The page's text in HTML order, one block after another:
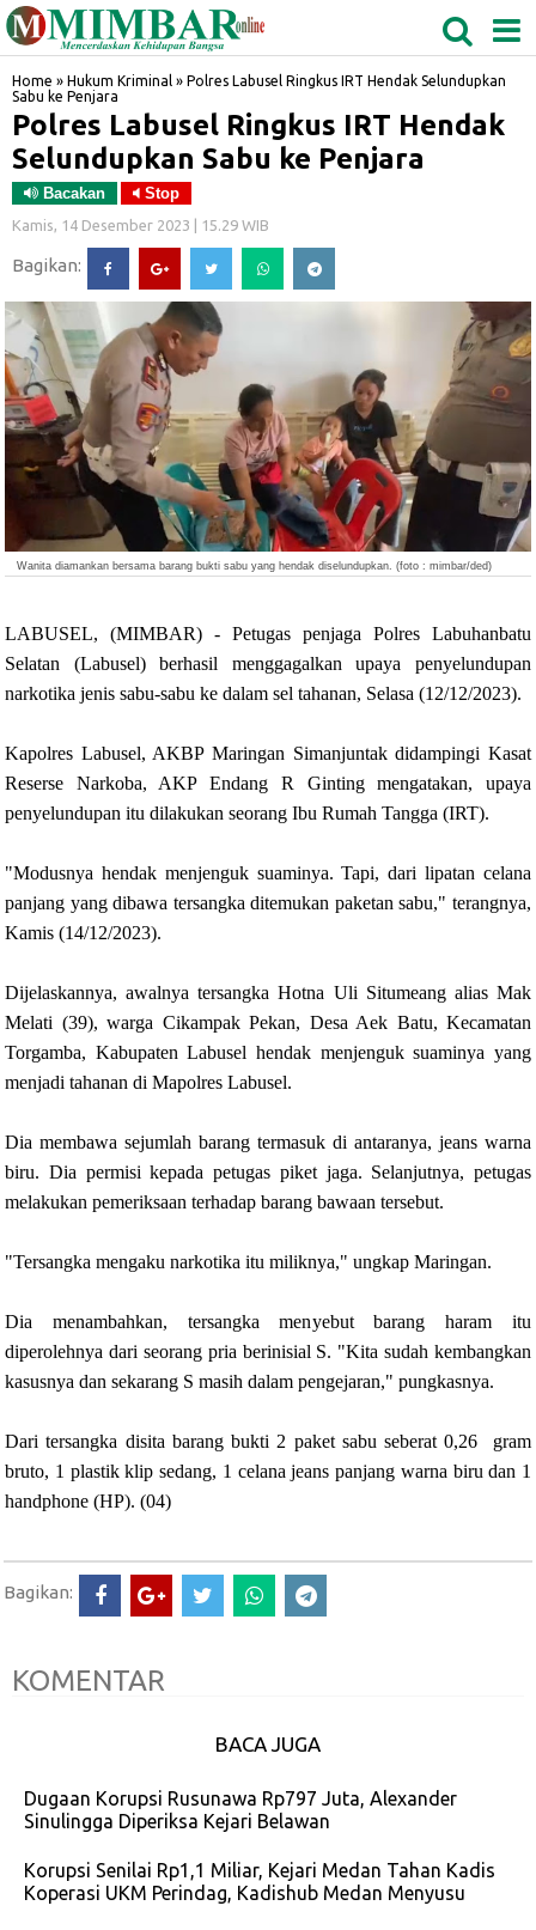
BIDANGRO
Home » Hukum Kriminal » Polres Labusel Ringkus IRT Hendak Selundupkan
Sabu ke Penjara
Polres Labusel Ringkus IRT Hendak
Selundupkan Sabu ke Penjara
Bacakan Stop
Kamis, 14 Desember 2023 | 15.29 WIB
Bagikan:
Wanita diamankan bersama barang bukti sabu yang hendak diselundupkan. (foto : mimbar/ded)
LABUSEL, (MIMBAR) - Petugas penjaga Polres Labuhanbatu
Selatan (Labusel) berhasil menggagalkan upaya penyelundupan
narkotika jenis sabu-sabu ke dalam sel tahanan, Selasa (12/12/2023).
Kapolres Labusel, AKBP Maringan Simanjuntak didampingi Kasat
Reserse Narkoba, AKP Endang R Ginting mengatakan, upaya
penyelundupan itu dilakukan seorang Ibu Rumah Tangga (IRT).
"Modusnya hendak menjenguk suaminya. Tapi, dari lipatan celana
panjang yang dibawa tersangka ditemukan paketan sabu," terangnya,
Kamis (14/12/2023).
Dijelaskannya, awalnya tersangka Hotna Uli Situmeang alias Mak
Melati (39), warga Cikampak Pekan, Desa Aek Batu, Kecamatan
Torgamba, Kabupaten Labusel hendak menjenguk suaminya yang
menjadi tahanan di Mapolres Labusel.
Dia membawa sejumlah barang termasuk di antaranya, jeans warna
biru. Dia permisi kepada petugas piket jaga. Selanjutnya, petugas
melakukan pemeriksaan terhadap barang bawaan tersebut.
"Tersangka mengaku narkotika itu miliknya," ungkap Maringan.
Dia menambahkan, tersangka menyebut barang haram itu
diperolehnya dari seorang pria berinisial S. "Kita sudah kembangkan
kasusnya dan sekarang S masih dalam pengejaran," pungkasnya.
Dari tersangka disita barang bukti 2 paket sabu seberat 0,26 gram
bruto, 1 plastik klip sedang, 1 celana jeans panjang warna biru dan 1
handphone (HP). (04)
Bagikan:
KOMENTAR
BACA JUGA
Dugaan Korupsi Rusunawa Rp797 Juta, Alexander
Sinulingga Diperiksa Kejari Belawan
Korupsi Senilai Rp1,1 Miliar, Kejari Medan Tahan Kadis
Koperasi UKM Perindag, Kadishub Medan Menyusu